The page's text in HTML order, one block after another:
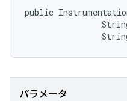
public
パラメータ